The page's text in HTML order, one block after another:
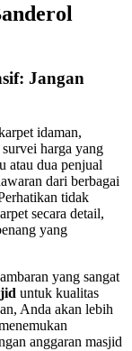
Jangan
idaman,
harga yang
atau dua penjual
dari berbagai
tidak
secara detail,
yang
yang sangat
untuk kualitas
Anda akan lebih
anggaran masjid